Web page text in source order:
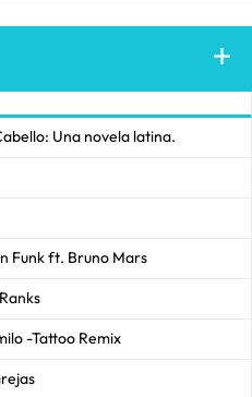
Una novela latina.
Funk ft. Bruno Mars
-Tattoo Remix